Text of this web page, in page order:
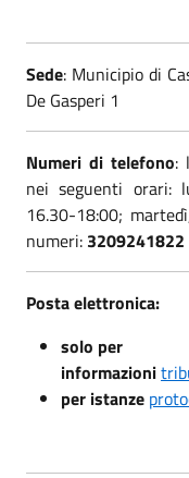
Sede: Municipio di
De Gasperi 1
Numeri di telefono:
nei seguenti orari:
16.30-18:00;
numeri:
Posta elettronica:
solo per
informazioni
per istanze